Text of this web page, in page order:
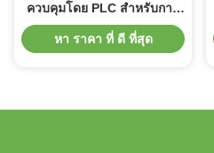
ควบคุมโดย PLC สําหรับการ
ผลิตที่รวดเร็วและแม่นยํา
หา ราคา ที่ ดี ที่สุด